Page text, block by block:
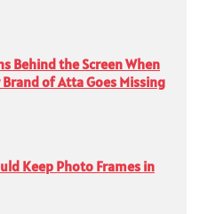
Behind the Screen When
of Atta Goes Missing
Keep Photo Frames in